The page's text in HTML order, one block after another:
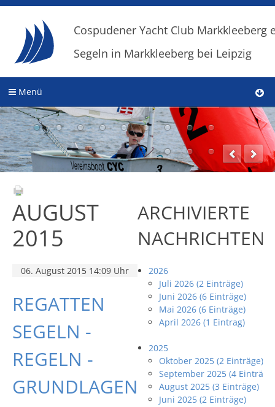
Cospudener Yacht Club Markkleeberg
Segeln in Markkleeberg bei Leipzig
Menü
AUGUST
2015
06. August 2015 14:09 Uhr
REGATTEN
SEGELN -
REGELN -
GRUNDLAGEN
ARCHIVIERTE
NACHRICHTEN
2026
Juli 2026 (2 Einträge)
Juni 2026 (6 Einträge)
Mai 2026 (6 Einträge)
April 2026 (1 Eintrag)
2025
Oktober 2025 (2 Einträge)
September 2025 (4 Einträge)
August 2025 (3 Einträge)
Juni 2025 (2 Einträge)